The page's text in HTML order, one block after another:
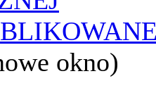
okno)